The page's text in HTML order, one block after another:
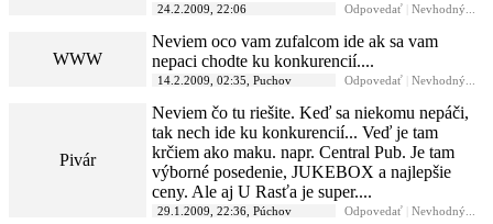
Odpovedať Nevhodný...
24.2.2009, 22:06
WWW
Neviem oco vam zufalcom ide ak sa vam
nepaci chodte ku konkurencií....
Odpovedať Nevhodný...
14.2.2009, 02:35, Puchov
Pivár
Neviem čo tu riešite. Keď sa niekomu nepáči,
tak nech ide ku konkurencií... Veď je tam
krčiem ako maku. napr. Central Pub. Je tam
výborné posedenie, JUKEBOX a najlepšie
ceny. Ale aj U Rasťa je super....
Odpovedať Nevhodný...
29.1.2009, 22:36, Púchov